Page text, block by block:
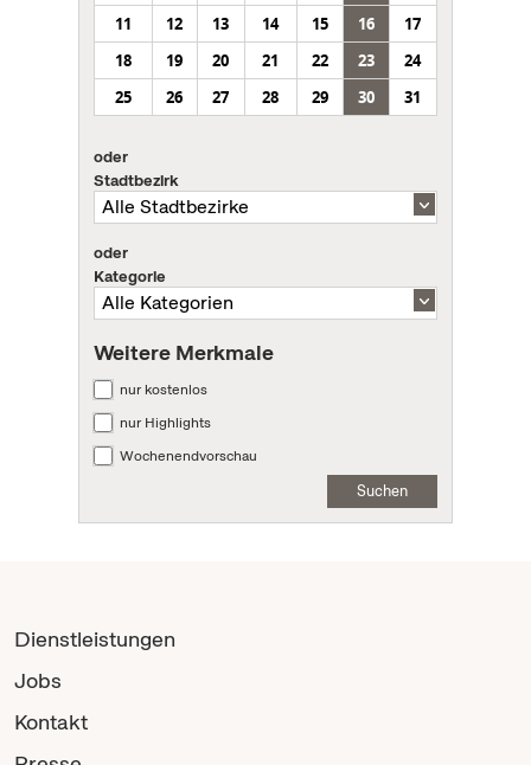
11
12 13 14 15 16
17
18
19 20 21 22 23
24
25
26 27 28 29 30 31
oder
Stadtbezirk
oder
Kategorie
Weitere Merkmale
nur kostenlos
nur Highlights
Wochenendvorschau
Suchen
Dienstleistungen
Jobs
Kontakt